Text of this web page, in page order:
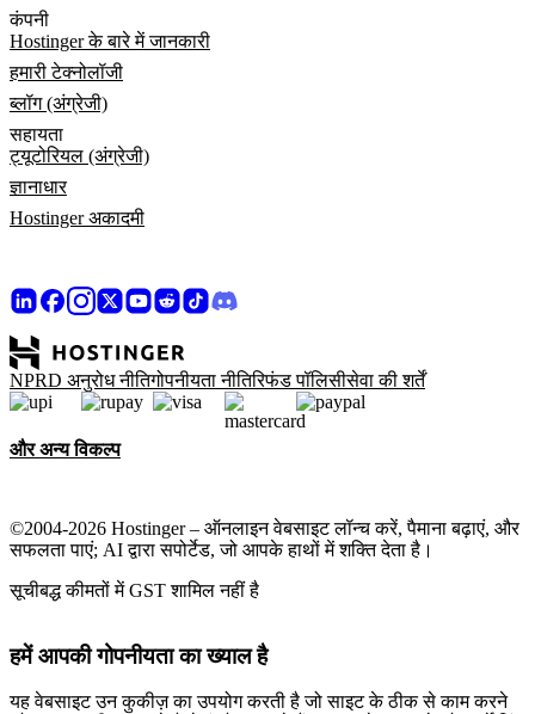
कंपनी
Hostinger के बारे में जानकारी
हमारी टेक्नोलॉजी
ब्लॉग (अंग्रेजी)
सहायता
ट्यूटोरियल (अंग्रेजी)
ज्ञानाधार
Hostinger अकादमी
NPRD अनुरोध नीतिगोपनीयता नीतिरिफंड पॉलिसीसेवा की शर्तें
और अन्य विकल्प
©2004-2026 Hostinger – ऑनलाइन वेबसाइट लॉन्च करें, पैमाना बढ़ाएं, और
सफलता पाएं; AI द्वारा सपोर्टेड, जो आपके हाथों में शक्ति देता है।
सूचीबद्ध कीमतों में GST शामिल नहीं है
हमें आपकी गोपनीयता का ख्याल है
यह वेबसाइट उन कुकीज़ का उपयोग करती है जो साइट के ठीक से काम करने